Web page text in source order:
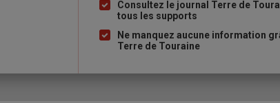
à
puce
Consultez le journal Terre de
tous les supports
Ne manquez aucune information
Terre de Touraine